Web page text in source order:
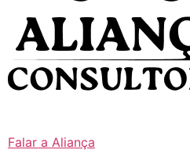
Falar a Aliança